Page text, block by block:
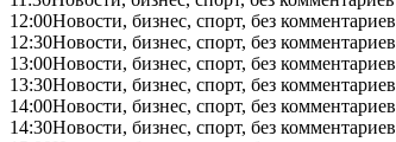
12:00Новости, бизнес, спорт, без комментариев
12:30Новости, бизнес, спорт, без комментариев
13:00Новости, бизнес, спорт, без комментариев
13:30Новости, бизнес, спорт, без комментариев
14:00Новости, бизнес, спорт, без комментариев
14:30Новости, бизнес, спорт, без комментариев